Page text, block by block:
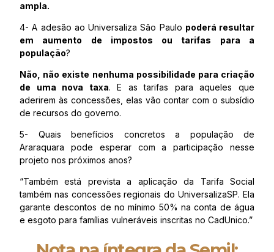
ampla.
4- A adesão ao Universaliza São Paulo poderá resultar
em aumento de impostos ou tarifas para a
população?
Não, não existe nenhuma possibilidade para criação
de uma nova taxa. E as tarifas para aqueles que
aderirem às concessões, elas vão contar com o subsídio
de recursos do governo.
5- Quais benefícios concretos a população de
Araraquara pode esperar com a participação nesse
projeto nos próximos anos?
“Também está prevista a aplicação da Tarifa Social
também nas concessões regionais do UniversalizaSP. Ela
garante descontos de no mínimo 50% na conta de água
e esgoto para famílias vulneráveis inscritas no CadUnico.”